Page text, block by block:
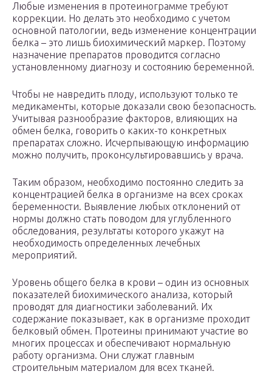
Любые изменения в протеинограмме требуют
коррекции. Но делать это необходимо с учетом
основной патологии, ведь изменение концентрации
белка – это лишь биохимический маркер. Поэтому
назначение препаратов проводится согласно
установленному диагнозу и состоянию беременной.
Чтобы не навредить плоду, используют только те
медикаменты, которые доказали свою безопасность.
Учитывая разнообразие факторов, влияющих на
обмен белка, говорить о каких-то конкретных
препаратах сложно. Исчерпывающую информацию
можно получить, проконсультировавшись у врача.
Таким образом, необходимо постоянно следить за
концентрацией белка в организме на всех сроках
беременности. Выявление любых отклонений от
нормы должно стать поводом для углубленного
обследования, результаты которого укажут на
необходимость определенных лечебных
мероприятий.
Уровень общего белка в крови – один из основных
показателей биохимического анализа, который
проводят для диагностики заболеваний. Их
содержание показывает, как в организме проходит
белковый обмен. Протеины принимают участие во
многих процессах и обеспечивают нормальную
работу организма. Они служат главным
строительным материалом для всех тканей.